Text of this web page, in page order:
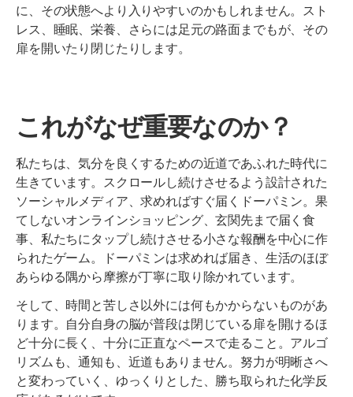
に、その状態へより入りやすいのかもしれません。スト
レス、睡眠、栄養、さらには足元の路面までもが、その
扉を開いたり閉じたりします。
これがなぜ重要なのか？
私たちは、気分を良くするための近道であふれた時代に
生きています。スクロールし続けさせるよう設計された
ソーシャルメディア、求めればすぐ届くドーパミン。果
てしないオンラインショッピング、玄関先まで届く食
事、私たちにタップし続けさせる小さな報酬を中心に作
られたゲーム。ドーパミンは求めれば届き、生活のほぼ
あらゆる隅から摩擦が丁寧に取り除かれています。
そして、時間と苦しさ以外には何もかからないものがあ
ります。自分自身の脳が普段は閉じている扉を開けるほ
ど十分に長く、十分に正直なペースで走ること。アルゴ
リズムも、通知も、近道もありません。努力が明晰さへ
と変わっていく、ゆっくりとした、勝ち取られた化学反